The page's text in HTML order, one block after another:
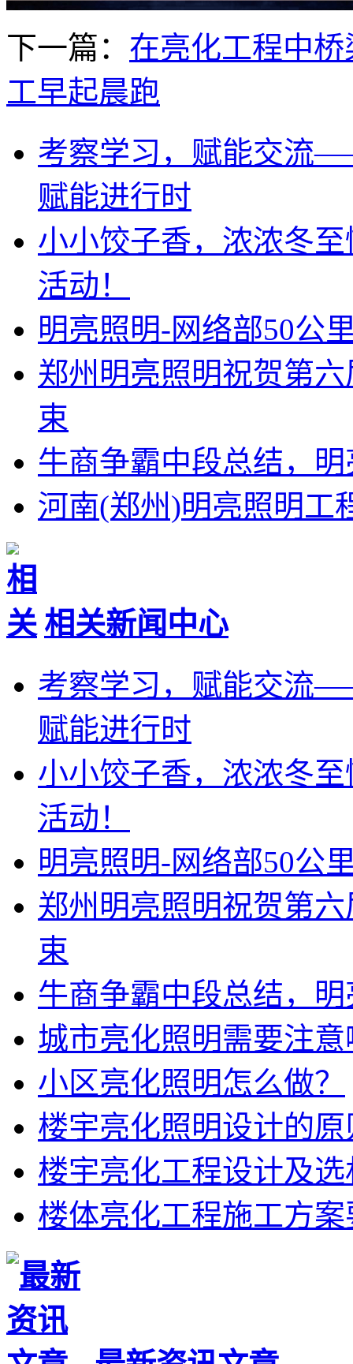
下一篇： 在亮化工程中
工早起晨跑
考察学习，赋能交流
赋能进行时
小小饺子香，浓浓冬
活动！
明亮照明-网络部50公
郑州明亮照明祝贺第
束
牛商争霸中段总结，
河南(郑州)明亮照明工
相关新闻中心
考察学习，赋能交流
赋能进行时
小小饺子香，浓浓冬
活动！
明亮照明-网络部50公
郑州明亮照明祝贺第
束
牛商争霸中段总结，
城市亮化照明需要注意
小区亮化照明怎么做？
楼宇亮化照明设计的
楼宇亮化工程设计及选
楼体亮化工程施工方